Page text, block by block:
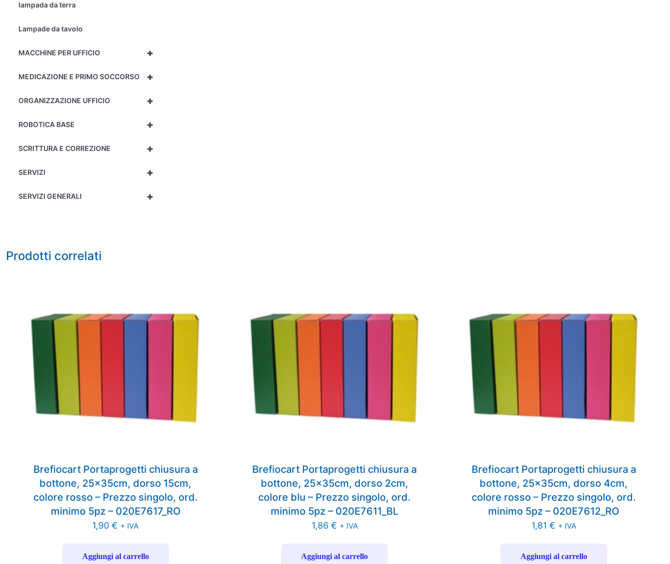
lampada da terra
Lampade da tavolo
+
MACCHINE PER UFFICIO
+
MEDICAZIONE E PRIMO SOCCORSO
+
ORGANIZZAZIONE UFFICIO
+
ROBOTICA BASE
+
SCRITTURA E CORREZIONE
+
SERVIZI
+
SERVIZI GENERALI
Prodotti correlati
Brefiocart Portaprogetti chiusura a
bottone, 25x35cm, dorso 15cm,
colore rosso – Prezzo singolo, ord.
minimo 5pz – 020E7617_RO
1,90€ + IVA
Aggiungi al carrello
Brefiocart Portaprogetti chiusura a
bottone, 25x35cm, dorso 2cm,
colore blu – Prezzo singolo, ord.
minimo 5pz – 020E7611_BL
1,86 € + IVA
Aggiungi al carrello
Brefiocart Portaprogetti chiusura a
bottone, 25x35cm, dorso 4cm,
colore rosso – Prezzo singolo, ord.
minimo 5pz – 020E7612_RO
1,81 € + IVA
Aggiungi al carrello